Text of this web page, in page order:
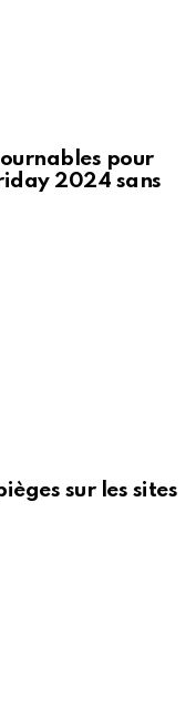
pour
2024 sans
sur les sites